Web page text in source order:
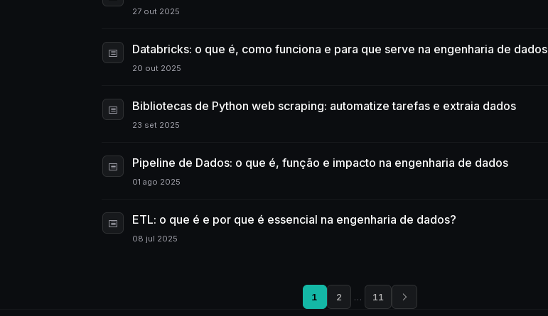
27 out 2025
Databricks: o que é, como funciona e para que serve na engenharia de dados
20 out 2025
Bibliotecas de Python web scraping: automatize tarefas e extraia dados
23 set 2025
Pipeline de Dados: o que é, função e impacto na engenharia de dados
01 ago 2025
ETL: o que é e por que é essencial na engenharia de dados?
08 jul 2025
1 2 … 11